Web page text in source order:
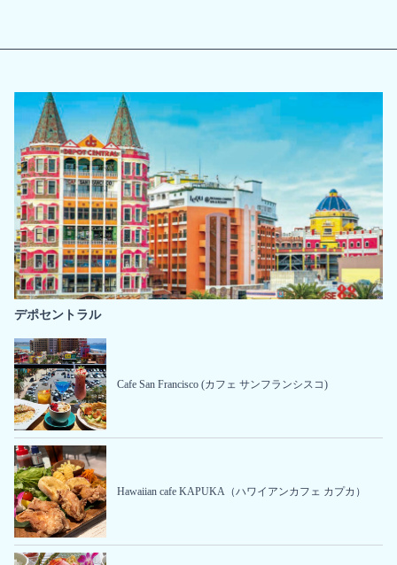
デポセントラル
Cafe San Francisco (カフェ サンフランシスコ)
Hawaiian cafe KAPUKA（ハワイアンカフェ カプカ）